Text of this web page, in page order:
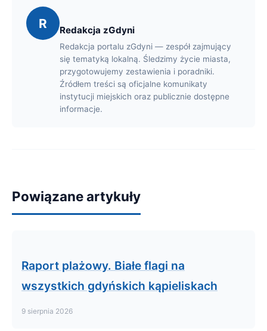
R Redakcja zGdyni
Redakcja portalu zGdyni — zespół zajmujący
się tematyką lokalną. Śledzimy życie miasta,
przygotowujemy zestawienia i poradniki.
Źródłem treści są oficjalne komunikaty
instytucji miejskich oraz publicznie dostępne
informacje.
Powiązane artykuły
Raport plażowy. Białe flagi na
wszystkich gdyńskich kąpieliskach
9 sierpnia 2026